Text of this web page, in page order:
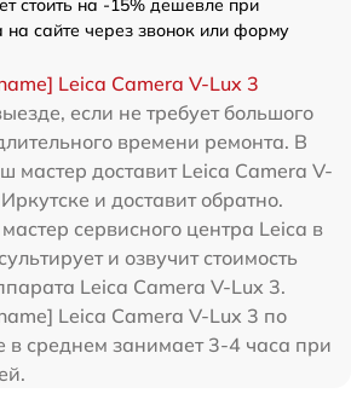
стоить на -15% дешевле при
сайте через звонок или форму
Leica Camera V-Lux 3
если не требует большого
времени ремонта. В
мастер доставит Leica Camera V-
и доставит обратно.
сервисного центра Leica в
и озвучит стоимость
Leica Camera V-Lux 3.
Leica Camera V-Lux 3 по
в среднем занимает 3-4 часа при